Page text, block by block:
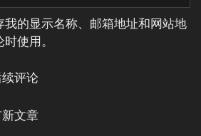
的显示名称、邮箱地址和网站地
使用。
评论
文章